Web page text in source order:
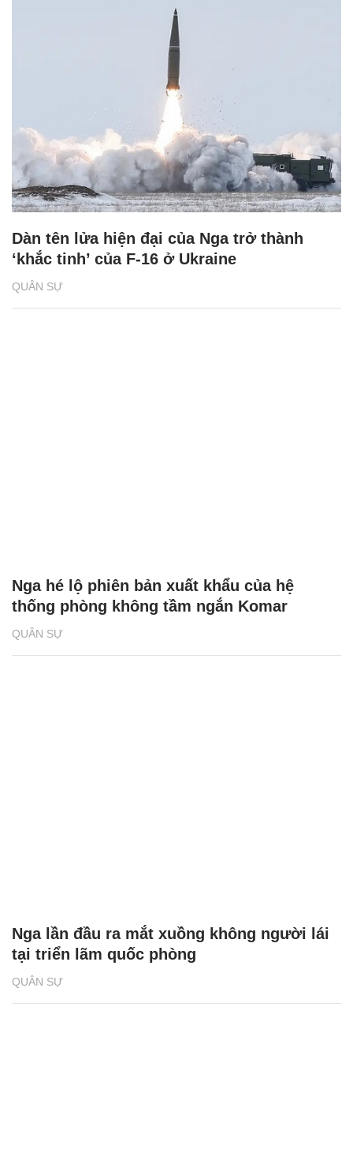
QUÂN SỰ
Dàn tên lửa hiện đại của Nga trở thành
‘khắc tinh’ của F-16 ở Ukraine
QUÂN SỰ
Nga hé lộ phiên bản xuất khẩu của hệ
thống phòng không tầm ngắn Komar
QUÂN SỰ
Nga lần đầu ra mắt xuồng không người lái
tại triển lãm quốc phòng